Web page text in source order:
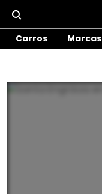
Carros Marcas